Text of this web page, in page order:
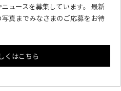
ュースを募集しています。 最新
真までみなさまのご応募をお待
くはこちら